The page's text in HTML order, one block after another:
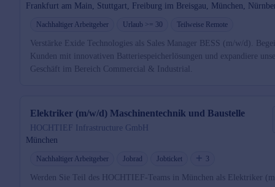
Frankfurt am Main, Stuttgart, Freiburg im Breisgau, München,
Nachhaltiger Arbeitgeber Urlaub >= 30 Teilweise Remote
Verstärke Exide Technologies als Sales Manager BESS (m/w/d).
Kunden mit innovativen Batteriespeicherlösungen und expandiere
Geschäft im Bereich Commercial & Industrial.
Elektriker (m/w/d) Maschinentechnik und Baustelle
HOCHTIEF Infrastructure GmbH
München
Nachhaltiger Arbeitgeber Jobrad Jobticket 3
Werden Sie Teil des HOCHTIEF-Teams in München als Elektriker